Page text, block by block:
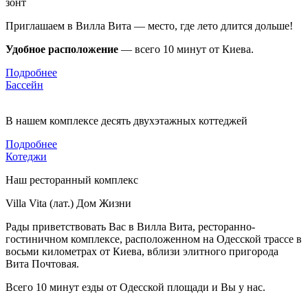
зонт
Приглашаем в Вилла Вита — место, где лето длится дольше!
Удобное расположение — всего 10 минут от Киева.
Подробнее
Бассейн
В нашем комплексе десять двухэтажных коттеджей
Подробнее
Котеджи
Наш ресторанный комплекс
Villa Vita (лат.) Дом Жизни
Рады приветствовать Вас в Вилла Вита, ресторанно-
гостиничном комплексе, расположенном на Одесской трассе в
восьми километрах от Киева, вблизи элитного пригорода
Вита Почтовая.
Всего 10 минут езды от Одесской площади и Вы у нас.